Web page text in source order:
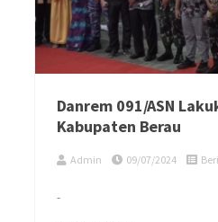
Danrem 091/ASN
Kabupaten Berau
Admin 09/07/2024
-